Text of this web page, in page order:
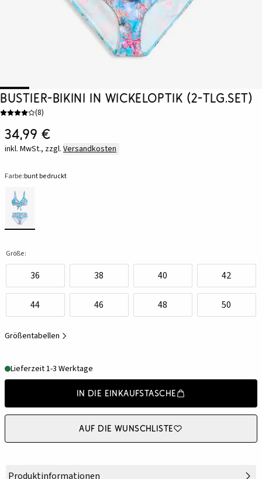
Bustier-Bikini in Wickeloptik (2-tlg.Set)
(8)
34,99 €
inkl. MwSt., zzgl. Versandkosten
Farbe:bunt bedruckt
Größe:
36 38 40 42
44 46 48 50
Größentabellen
Lieferzeit 1-3 Werktage
In die Einkaufstasche
Auf die Wunschliste
Produktinformationen